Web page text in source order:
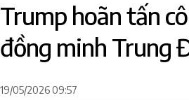
Trump hoãn tấn
đồng minh Trung
19/05/2026 09:57